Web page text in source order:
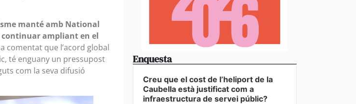
manté amb National
continuar ampliant en el
comentat que l’acord global
té enguany un pressupost
com la seva difusió
Enquesta
Creu que el cost de l’heliport de la
Caubella està justificat com a
infraestructura de servei públic?